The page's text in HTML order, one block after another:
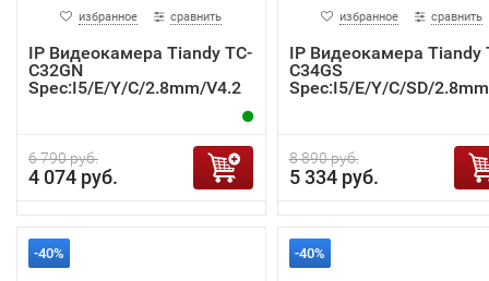
избранное сравнить
IP Видеокамера Tiandy TC-
C32GN
Spec:I5/E/Y/C/2.8mm/V4.2
6 790 руб.
4 074 руб.
избранное сравнить
IP Видеокамера Tiandy
C34GS
Spec:I5/E/Y/C/SD/
8 890 руб.
5 334 руб.
-40% -40%